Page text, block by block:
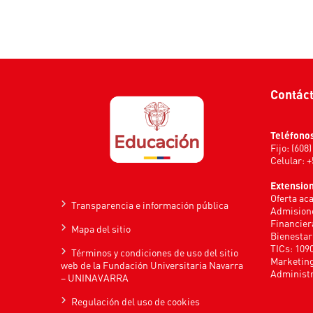
Transparencia e información pública
Mapa del sitio
Términos y condiciones de uso del sitio
web de la Fundación Universitaria Navarra
– UNINAVARRA
Regulación del uso de cookies
Fijo:
Celular:
Oferta
TICs: